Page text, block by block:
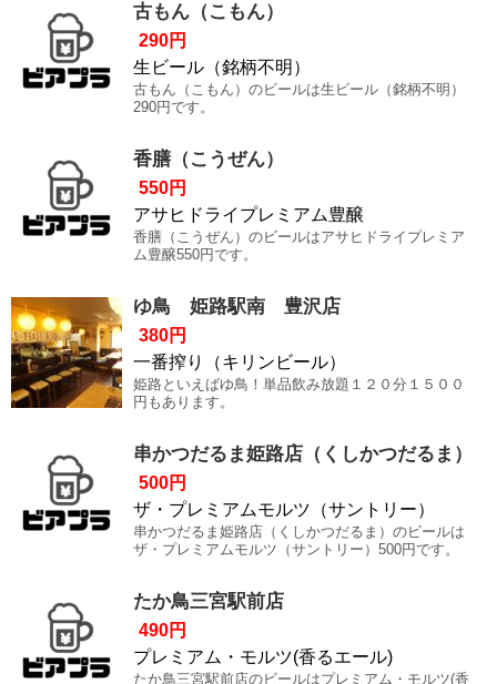
古もん（こもん）
290円
生ビール（銘柄不明）
古もん（こもん）のビールは生ビール（銘柄不明）
290円です。
香膳（こうぜん）
550円
アサヒドライプレミアム豊醸
香膳（こうぜん）のビールはアサヒドライプレミア
ム豊醸550円です。
ゆ鳥 姫路駅南 豊沢店
380円
一番搾り（キリンビール）
姫路といえばゆ鳥！単品飲み放題１２０分１５００
円もあります。
串かつだるま姫路店（くしかつだるま）
500円
ザ・プレミアムモルツ（サントリー）
串かつだるま姫路店（くしかつだるま）のビールは
ザ・プレミアムモルツ（サントリー）500円です。
たか鳥三宮駅前店
490円
プレミアム・モルツ(香るエール)
たか鳥三宮駅前店のビールはプレミアム・モルツ(香